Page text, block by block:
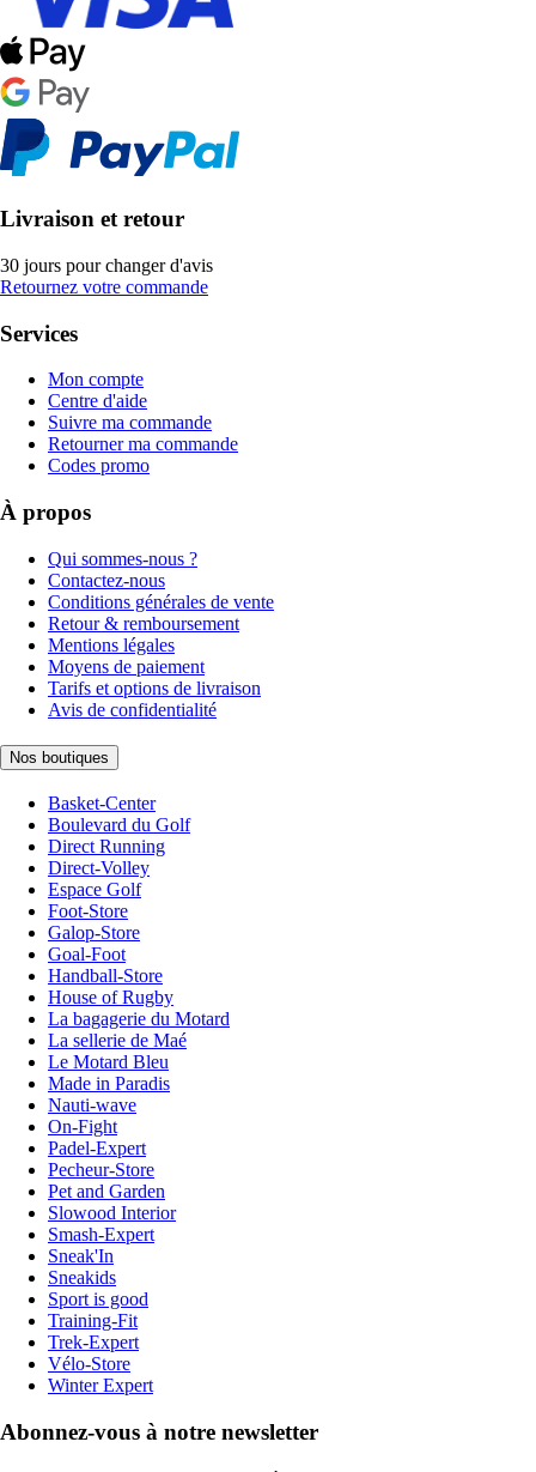
Livraison et retour
30 jours pour changer d'avis
Retournez votre commande
Services
Mon compte
Centre d'aide
Suivre ma commande
Retourner ma commande
Codes promo
À propos
Qui sommes-nous ?
Contactez-nous
Conditions générales de vente
Retour & remboursement
Mentions légales
Moyens de paiement
Tarifs et options de livraison
Avis de confidentialité
Nos boutiques
Basket-Center
Boulevard du Golf
Direct Running
Direct-Volley
Espace Golf
Foot-Store
Galop-Store
Goal-Foot
Handball-Store
House of Rugby
La bagagerie du Motard
La sellerie de Maé
Le Motard Bleu
Made in Paradis
Nauti-wave
On-Fight
Padel-Expert
Pecheur-Store
Pet and Garden
Slowood Interior
Smash-Expert
Sneak'In
Sneakids
Sport is good
Training-Fit
Trek-Expert
Vélo-Store
Winter Expert
Abonnez-vous à notre newsletter